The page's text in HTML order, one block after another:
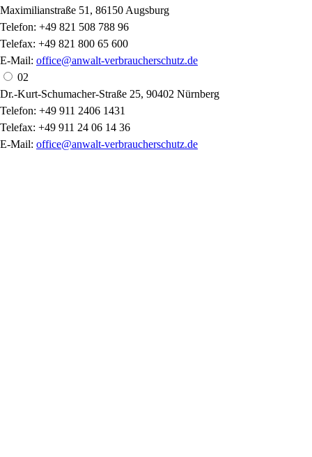
Maximilianstraße 51, 86150 Augsburg
Telefon: +49 821 508 788 96
Telefax: +49 821 800 65 600
E-Mail: office@anwalt-verbraucherschutz.de
02
Dr.-Kurt-Schumacher-Straße 25, 90402 Nürnberg
Telefon: +49 911 2406 1431
Telefax: +49 911 24 06 14 36
E-Mail: office@anwalt-verbraucherschutz.de